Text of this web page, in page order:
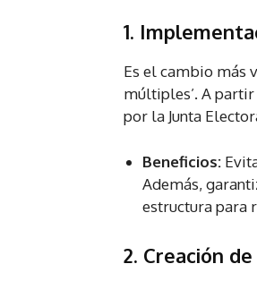
1.
Es el cambio más
múltiples’. A
por la Junta
Beneficios:
Además,
estructura para
2. Creación